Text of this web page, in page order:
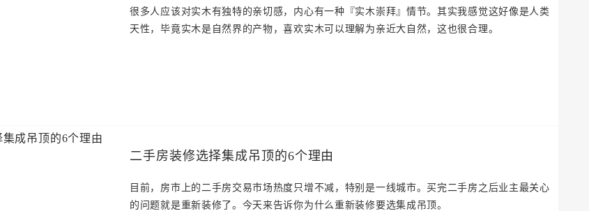
很多人应该对实木有独特的亲切感，内心有一种『实木崇拜』情节。其实我感觉这好像是人类
天性，毕竟实木是自然界的产物，喜欢实木可以理解为亲近大自然，这也很合理。
二手房装修选择集成吊顶的6个理由
目前，房市上的二手房交易市场热度只增不减，特别是一线城市。买完二手房之后业主最关心
的问题就是重新装修了。今天来告诉你为什么重新装修要选集成吊顶。